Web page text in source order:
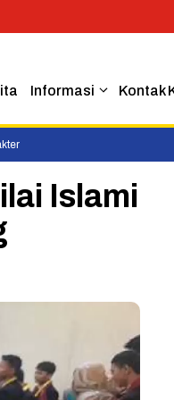
Informasi Kontak
Islami